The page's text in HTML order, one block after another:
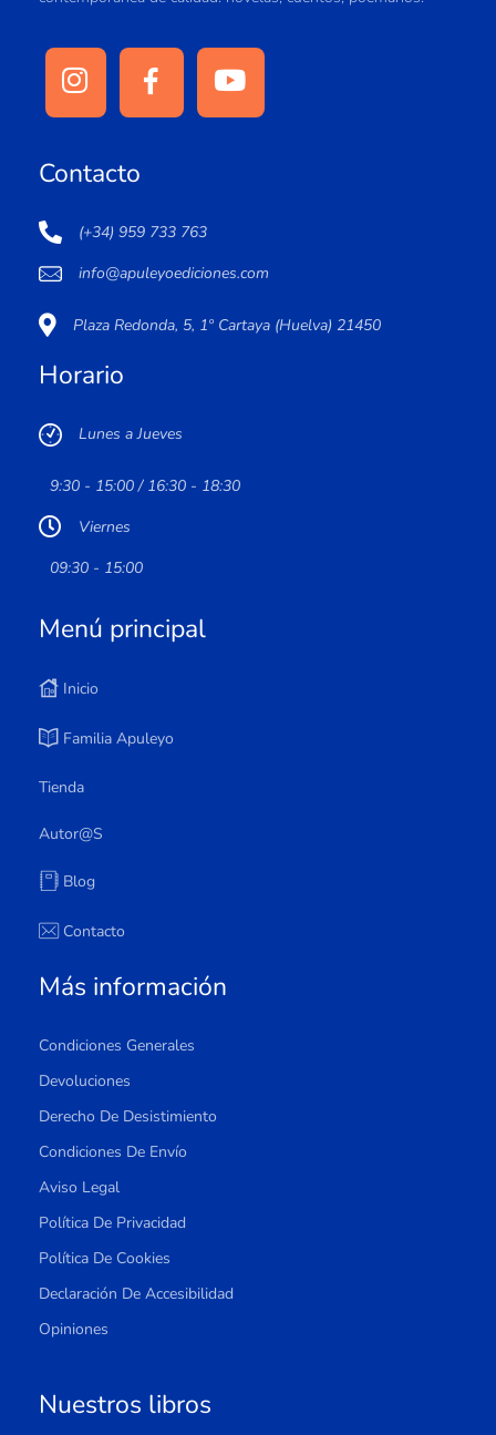
Contacto
(+34) 959 733 763
info@apuleyoediciones.com
Plaza Redonda, 5, 1º Cartaya (Huelva) 21450
Horario
Lunes a Jueves
9:30 - 15:00 / 16:30 - 18:30
Viernes
09:30 - 15:00
Menú principal
Inicio
Familia Apuleyo
Tienda
Autor@s
Blog
Contacto
Más información
Condiciones Generales
Devoluciones
Derecho De Desistimiento
Condiciones De Envío
Aviso Legal
Política De Privacidad
Política De Cookies
Declaración De Accesibilidad
Opiniones
Nuestros libros